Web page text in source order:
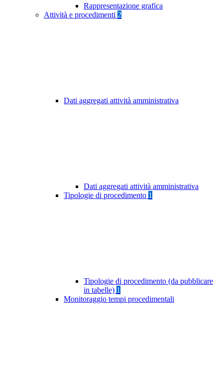
Rappresentazione grafica
Attività e procedimenti 2
Dati aggregati attività amministrativa
Dati aggregati attività amministrativa
Tipologie di procedimento 1
Tipologie di procedimento (da pubblicare
in tabelle) 1
Monitoraggio tempi procedimentali